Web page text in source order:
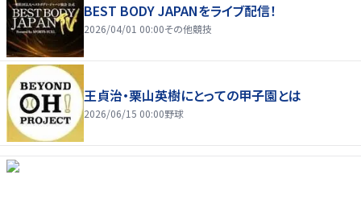
BEST BODY JAPANをライブ配信！
2026/04/01 00:00その他競技
王貞治・栗山英樹にとっての甲子園とは
2026/06/15 00:00野球